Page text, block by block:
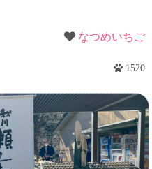
なつめいちご
1520